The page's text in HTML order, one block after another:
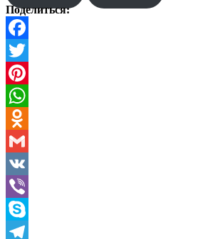
Поделиться:
Facebook
Twitter
Pinterest
WhatsApp
Odnoklassniki
Gmail
VK
Viber
Skype